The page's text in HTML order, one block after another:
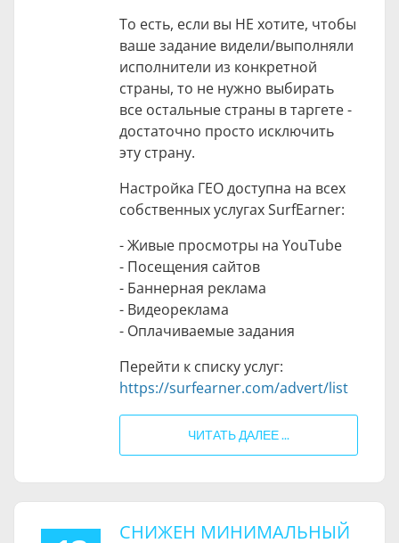
То есть, если вы НЕ хотите, чтобы
ваше задание видели/выполняли
исполнители из конкретной
страны, то не нужно выбирать
все остальные страны в таргете -
достаточно просто исключить
эту страну.
Настройка ГЕО доступна на всех
собственных услугах SurfEarner:
- Живые просмотры на YouTube
- Посещения сайтов
- Баннерная реклама
- Видеореклама
- Оплачиваемые задания
Перейти к списку услуг:
https://surfearner.com/advert/list
ЧИТАТЬ ДАЛЕЕ ...
СНИЖЕН МИНИМАЛЬНЫЙ